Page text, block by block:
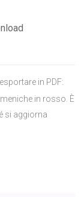
in PDF:
in rosso. È
si aggiorna